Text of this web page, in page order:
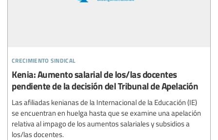
crecimiento sindical
Kenia: Aumento salarial de los/las docentes
pendiente de la decisión del Tribunal de Apelación
Las afiliadas kenianas de la Internacional de la Educación (IE)
se encuentran en huelga hasta que se examine una apelación
relativa al impago de los aumentos salariales y subsidios a
los/las docentes.